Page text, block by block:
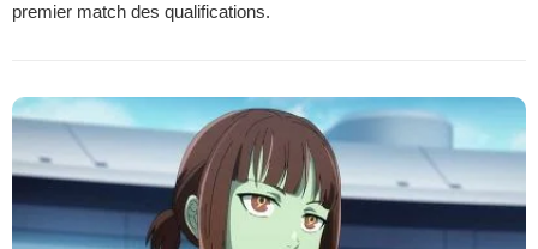
premier match des qualifications.